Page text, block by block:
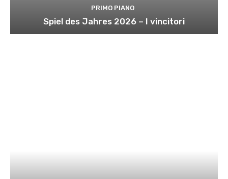
PRIMO PIANO
Spiel des Jahres 2026 – I vincitori